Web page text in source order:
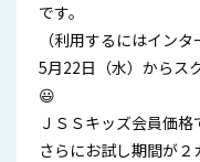
です。
（利用するにはイン
5月22日（水）からス
😃
ＪＳＳキッズ会員価格
さらにお試し期間が２